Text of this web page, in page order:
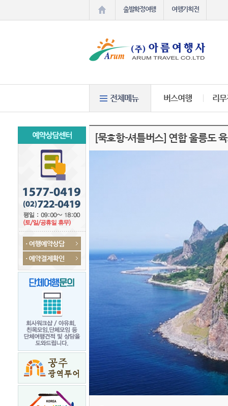
출발확정여행 여행기획전
버스여행 리
[묵호항-셔틀버스] 연합 울릉도